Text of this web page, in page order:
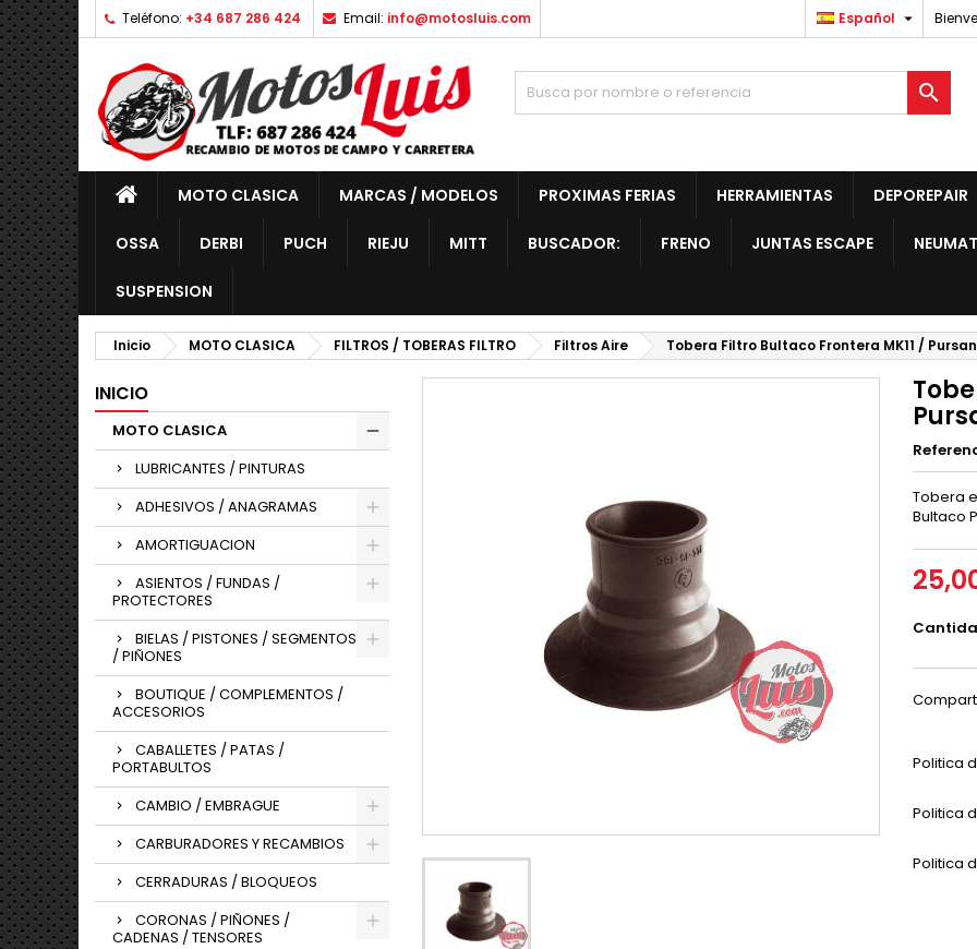
Teléfono: +34 687 286 424 Email: info@motosluis.com Español 

MOTO CLASICA MARCAS / MODELOS PROXIMAS FERIAS HERRAMIENTAS DEPOREPAIR
OSSA DERBI PUCH RIEJU MITT BUSCADOR: FRENO JUNTAS ESCAPE
SUSPENSION
Inicio MOTO CLASICA FILTROS / TOBERAS FILTRO Filtros Aire Tobera Filtro Bultaco Frontera MK11 /
INICIO
MOTO CLASICA
LUBRICANTES / PINTURAS
ADHESIVOS / ANAGRAMAS
AMORTIGUACION
ASIENTOS / FUNDAS /
PROTECTORES
BIELAS / PISTONES / SEGMENTOS
/ PIÑONES
BOUTIQUE / COMPLEMENTOS /
ACCESORIOS
CABALLETES / PATAS /
PORTABULTOS
CAMBIO / EMBRAGUE
CARBURADORES Y RECAMBIOS
CERRADURAS / BLOQUEOS
CORONAS / PIÑONES /
CADENAS / TENSORES
Tobera
Bultaco
Politica
Politica
Politica